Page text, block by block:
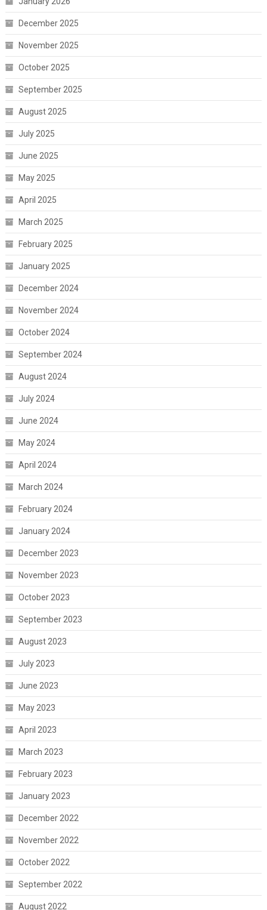
December 2025
November 2025
October 2025
September 2025
August 2025
July 2025
June 2025
May 2025
April 2025
March 2025
February 2025
January 2025
December 2024
November 2024
October 2024
September 2024
August 2024
July 2024
June 2024
May 2024
April 2024
March 2024
February 2024
January 2024
December 2023
November 2023
October 2023
September 2023
August 2023
July 2023
June 2023
May 2023
April 2023
March 2023
February 2023
January 2023
December 2022
November 2022
October 2022
September 2022
August 2022